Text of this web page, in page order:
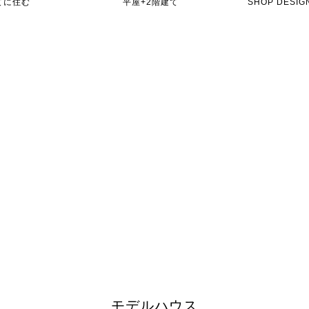
に住む 平屋+2階建て SHOP
モデルハウス